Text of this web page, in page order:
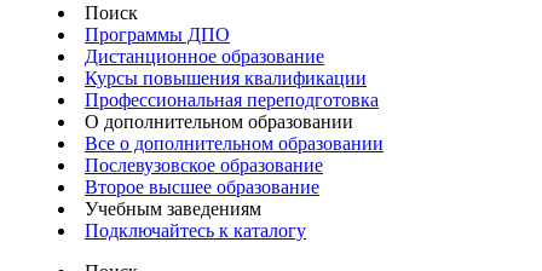
Поиск
Программы ДПО
Дистанционное образование
Курсы повышения квалификации
Профессиональная переподготовка
О дополнительном образовании
Все о дополнительном образовании
Послевузовское образование
Второе высшее образование
Учебным заведениям
Подключайтесь к каталогу